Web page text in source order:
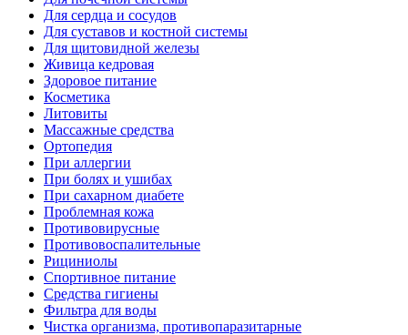
Для сердца и сосудов
Для суставов и костной системы
Для щитовидной железы
Живица кедровая
Здоровое питание
Косметика
Литовиты
Массажные средства
Ортопедия
При аллергии
При болях и ушибах
При сахарном диабете
Проблемная кожа
Противовирусные
Противовоспалительные
Рициниолы
Спортивное питание
Средства гигиены
Фильтра для воды
Чистка организма, противопаразитарные